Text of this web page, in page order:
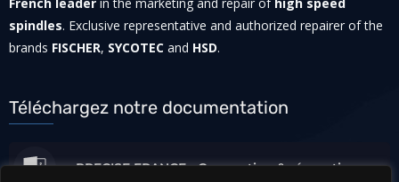
French leader in the marketing and repair of high speed
spindles. Exclusive representative and authorized repairer of the
brands FISCHER, SYCOTEC and HSD.
Téléchargez notre documentation
PRECISE FRANCE - Conception & réparation